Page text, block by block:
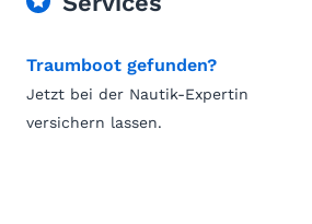
Traumboot gefunden?
Jetzt bei der Nautik-Expertin
versichern lassen.